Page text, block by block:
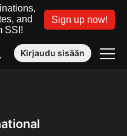
and
SSI!
Sign up now!
Kirjaudu sisään